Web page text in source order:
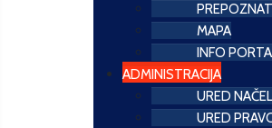
MAPA
INFO
ADMINISTRACIJA
URED
URED